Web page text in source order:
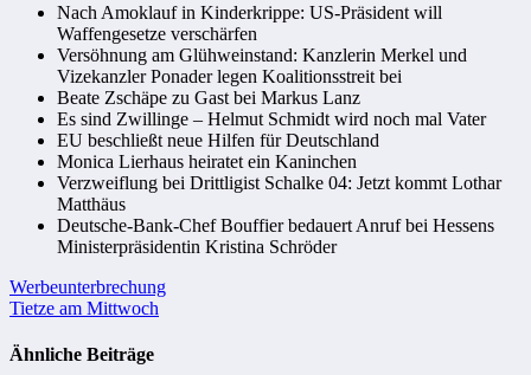
Nach Amoklauf in Kinderkrippe: US-Präsident will
Waffengesetze verschärfen
Versöhnung am Glühweinstand: Kanzlerin Merkel und
Vizekanzler Ponader legen Koalitionsstreit bei
Beate Zschäpe zu Gast bei Markus Lanz
Es sind Zwillinge – Helmut Schmidt wird noch mal Vater
EU beschließt neue Hilfen für Deutschland
Monica Lierhaus heiratet ein Kaninchen
Verzweiflung bei Drittligist Schalke 04: Jetzt kommt Lothar
Matthäus
Deutsche-Bank-Chef Bouffier bedauert Anruf bei Hessens
Ministerpräsidentin Kristina Schröder
Beitragsnavigation
Werbeunterbrechung
Tietze am Mittwoch
Ähnliche Beiträge